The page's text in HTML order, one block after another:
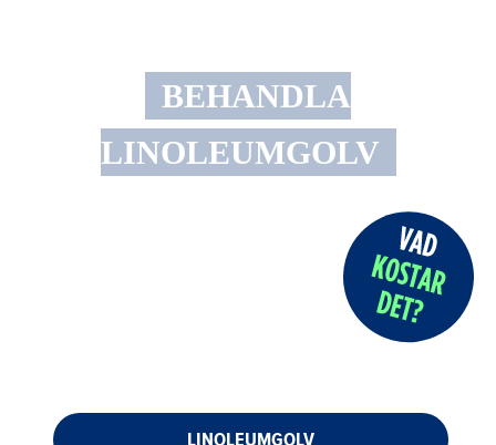
BEHANDLA
LINOLEUMGOLV
LINOLEUMGOLV